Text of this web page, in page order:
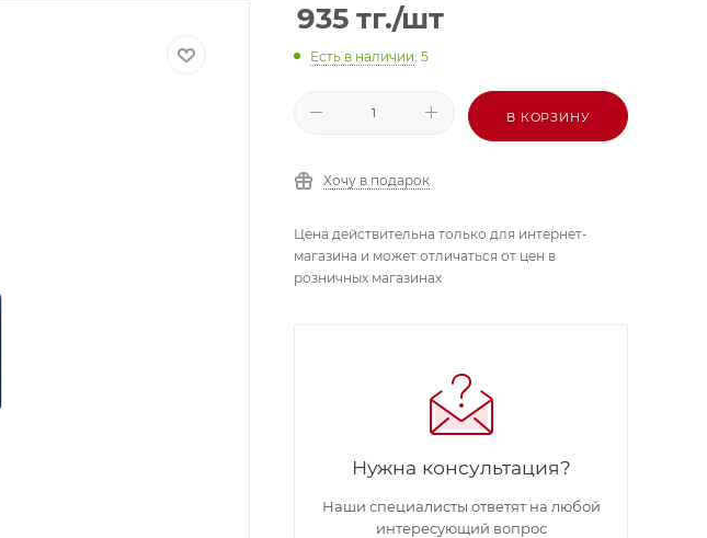
935 тг./шт
Есть в наличии: 5
В КОРЗИНУ
Хочу в подарок
Цена действительна только для интернет-
магазина и может отличаться от цен в
розничных магазинах
Нужна консультация?
Наши специалисты ответят на любой
интересующий вопрос